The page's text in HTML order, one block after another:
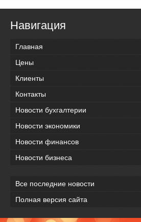
Навигация
Главная
Цены
Клиенты
Контакты
Новости бухгалтерии
Новости экономики
Новости финансов
Новости бизнеса
Все последние новости
Полная версия сайта